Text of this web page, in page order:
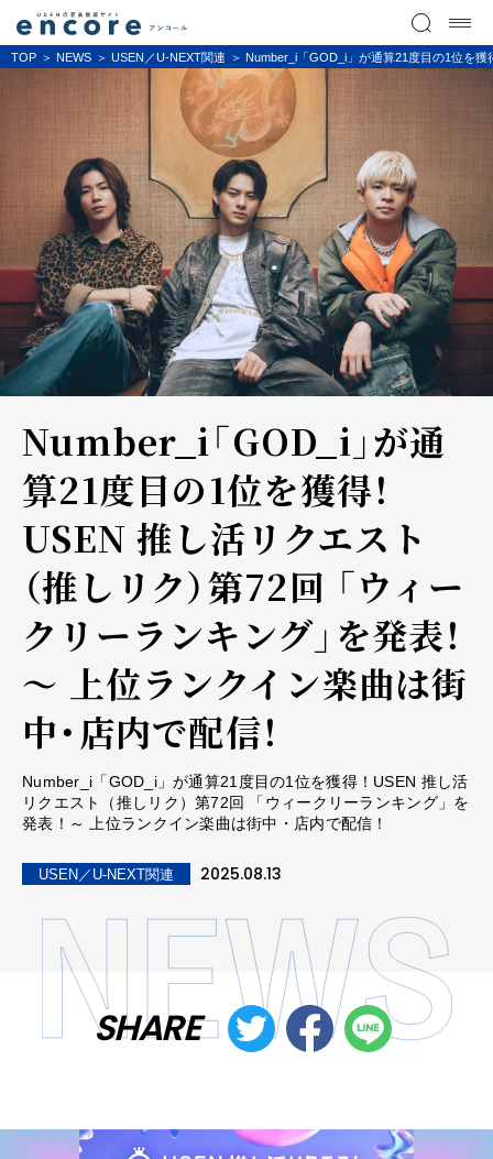
TOP NEWS USEN／U-NEXT関連 Number_i「GOD_i」が通算21度目の1位を
Number_i「GOD_i」が通
算21度目の1位を獲得！
USEN 推し活リクエスト
（推しリク）第72回 「ウィー
クリーランキング」を発表！
～ 上位ランクイン楽曲は街
中・店内で配信！
Number_i「GOD_i」が通算21度目の1位を獲得！USEN 推し活
リクエスト（推しリク）第72回 「ウィークリーランキング」を
発表！～ 上位ランクイン楽曲は街中・店内で配信！
USEN／U-NEXT関連 2025.08.13
SHARE